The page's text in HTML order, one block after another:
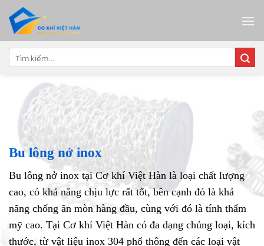
content
Tìm
kiếm:
Bu lông nở inox
Bu lông nở inox tại Cơ khí Việt Hàn là loại chất lượng
cao, có khả năng chịu lực rất tốt, bên cạnh đó là khả
năng chống ăn mòn hàng đầu, cùng với đó là tính thẩm
mỹ cao. Tại Cơ khí Việt Hàn có đa dạng chủng loại, kích
thước, từ vật liệu inox 304 phổ thông đến các loại vật